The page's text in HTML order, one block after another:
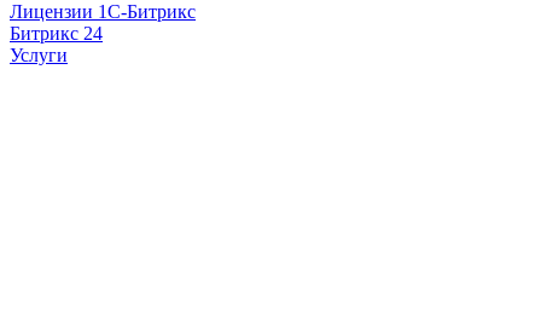
Лицензии 1С-Битрикс
Битрикс 24
Услуги